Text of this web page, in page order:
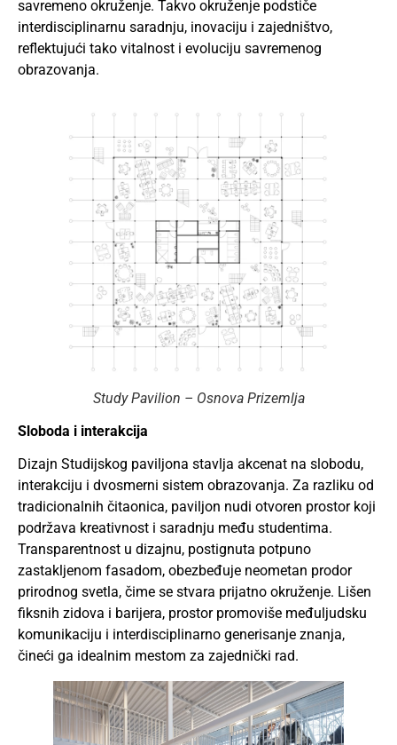
savremeno okruženje. Takvo okruženje podstiče
interdisciplinarnu saradnju, inovaciju i zajedništvo,
reflektujući tako vitalnost i evoluciju savremenog
obrazovanja.
Study Pavilion – Osnova Prizemlja
Sloboda i interakcija
Dizajn Studijskog paviljona stavlja akcenat na slobodu,
interakciju i dvosmerni sistem obrazovanja. Za razliku od
tradicionalnih čitaonica, paviljon nudi otvoren prostor koji
podržava kreativnost i saradnju među studentima.
Transparentnost u dizajnu, postignuta potpuno
zastakljenom fasadom, obezbeđuje neometan prodor
prirodnog svetla, čime se stvara prijatno okruženje. Lišen
fiksnih zidova i barijera, prostor promoviše međuljudsku
komunikaciju i interdisciplinarno generisanje znanja,
čineći ga idealnim mestom za zajednički rad.